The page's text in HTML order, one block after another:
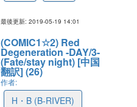
最後更新: 2019-05-19 14:01
(COMIC1☆2) Red
Degeneration -DAY/3-
(Fate/stay night) [中国
翻訳] (26)
作者:
H・B (B-RIVER)